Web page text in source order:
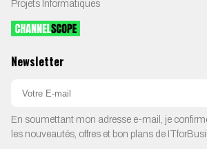
Projets Informatiques
Newsletter
En soumettant mon adresse e-mail, je
les nouveautés, offres et bon plans de